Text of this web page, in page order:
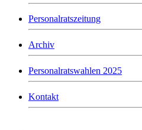
Personalratszeitung
Archiv
Personalratswahlen 2025
Kontakt